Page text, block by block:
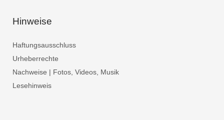
Hinweise
Haftungsausschluss
Urheberrechte
Nachweise | Fotos, Videos, Musik
Lesehinweis